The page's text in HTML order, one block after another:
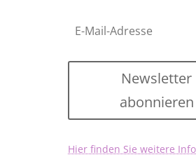
Newsletter
abonnieren
Hier finden Sie weitere